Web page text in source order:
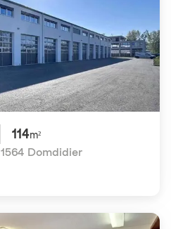
114m²
1564 Domdidier